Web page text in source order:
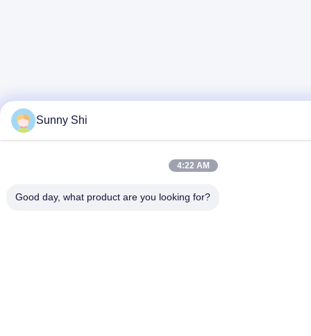
Sunny Shi
4:22 AM
Good day, what product are you looking for?